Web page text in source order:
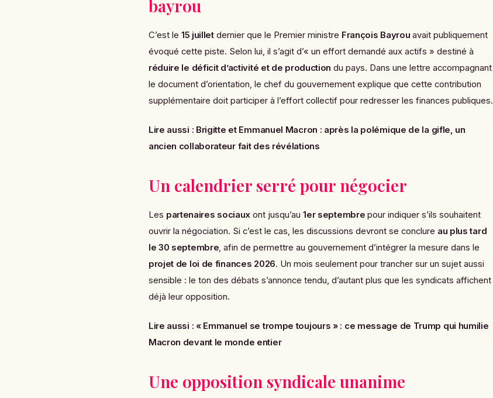
bayrou
C’est le 15 juilletdernier que le Premier ministre François Bayrou avait publiquement
évoqué cette piste. Selon lui, il s’agit d’« un effort demandé aux actifs » destiné à
réduire le déficit d’activité et de production du pays. Dans une lettre accompagnant
le document d’orientation, le chef du gouvernement explique que cette contribution
supplémentaire doit participer à l’effort collectif pour redresser les finances publiques.
Lire aussi : Brigitte et Emmanuel Macron : après la polémique de la gifle, un
ancien collaborateur fait des révélations
Un calendrier serré pour négocier
Les partenaires sociaux ont jusqu’au1er septembre pour indiquer s’ils souhaitent
ouvrir la négociation. Si c’est le cas, les discussions devront se conclure au plus tard
le 30 septembre, afin de permettre au gouvernement d’intégrer la mesure dans le
projet de loi de finances 2026. Un mois seulement pour trancher sur un sujet aussi
sensible : le ton des débats s’annonce tendu, d’autant plus que les syndicats affichent
déjà leur opposition.
Lire aussi : « Emmanuel se trompe toujours » : ce message de Trump qui humilie
Macron devant le monde entier
Une opposition syndicale unanime